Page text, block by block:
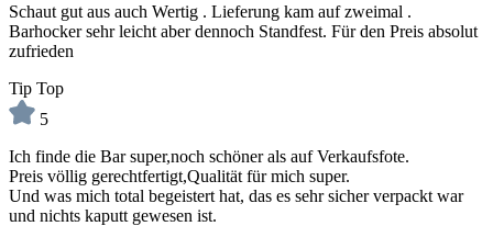
Schaut gut aus auch Wertig . Lieferung kam auf zweimal .
Barhocker sehr leicht aber dennoch Standfest. Für den Preis absolut
zufrieden
Tip Top
5
Ich finde die Bar super,noch schöner als auf Verkaufsfote.
Preis völlig gerechtfertigt,Qualität für mich super.
Und was mich total begeistert hat, das es sehr sicher verpackt war
und nichts kaputt gewesen ist.